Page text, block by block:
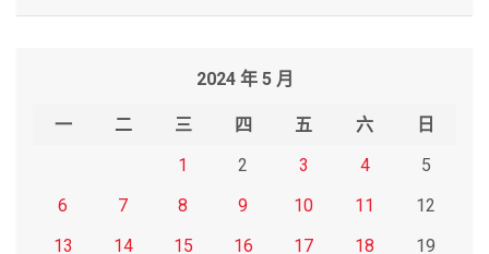
2024 年 5 月
一 二 三 四 五 六
日
1
2 3 4
5
6
7 8 9 10 11
12
13
14 15 16 17 18 19